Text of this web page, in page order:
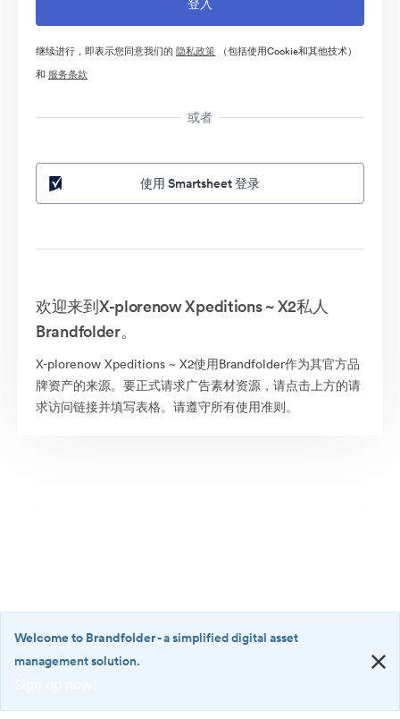
继续进行，即表示您同意我们的 隐私政策 （包括使用Cookie和其他技术）
和 服务条款
或者
使用 Smartsheet 登录
欢迎来到X-plorenow Xpeditions ~ X2私人
Brandfolder。
X-plorenow Xpeditions ~ X2使用Brandfolder作为其官方品
牌资产的来源。要正式请求广告素材资源，请点击上方的请
求访问链接并填写表格。请遵守所有使用准则。
·
Welcome to Brandfolder- a simplified digital asset
management solution.